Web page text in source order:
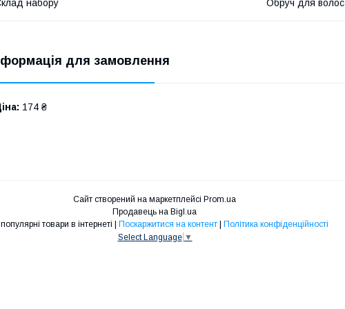
набору Обруч для волос
для замовлення
174 ₴
Сайт створений на маркетплейсі Prom.ua
Продавець на Bigl.ua
Фея: популярні товари в інтернеті | Поскаржитися на контент | Політика конфіденційності
Select Language ▼